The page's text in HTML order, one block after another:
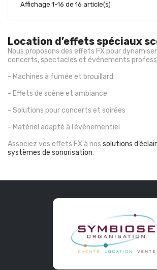
Affichage 1-16 de 16 article(s)
Location d’effets spéciaux
Nous proposons des effets FX pour
concerts, spectacles et événements
- Machines à fumée et brouillard
- Effets de scène et ambiance
- Solutions pour concerts et soirées
- Matériel adapté à l’événementiel
Associez vos effets FX à nos solutions
systèmes de sonorisation.